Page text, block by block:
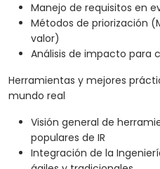
Manejo de requisitos en
Métodos de priorización
valor)
Análisis de impacto para
Herramientas y mejores
mundo real
Visión general de
populares de IR
Integración de la